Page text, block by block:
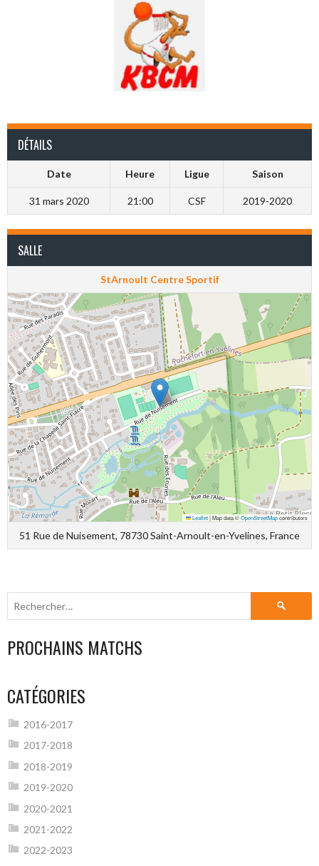
DÉTAILS
Date Heure Ligue Saison
31 mars 2020 21:00 CSF 2019-2020
SALLE
StArnoult Centre Sportif
Leaflet|Map data ©OpenStreetMapcontributors
51 Rue de Nuisement, 78730 Saint-Arnoult-en-Yvelines, France
Rechercher :
PROCHAINS MATCHS
CATÉGORIES
2016-2017
2017-2018
2018-2019
2019-2020
2020-2021
2021-2022
2022-2023